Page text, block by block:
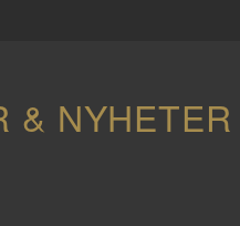
& NYHETER